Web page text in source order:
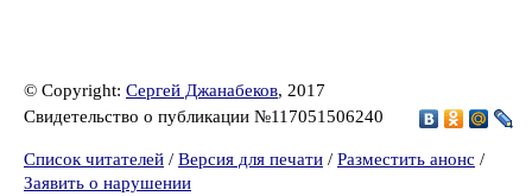
© Copyright: Сергей Джанабеков, 2017
Свидетельство о публикации №117051506240
Список читателей / Версия для печати / Разместить анонс /
Заявить о нарушении